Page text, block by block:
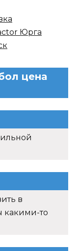
Юрга
цена
в
то